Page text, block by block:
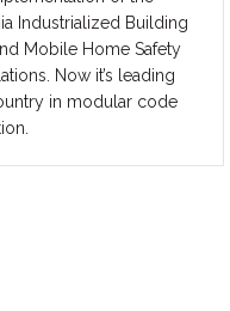
construction, such as
commercial, government,
union and prevailing wage
projects. These benefits
translate into other large fringe